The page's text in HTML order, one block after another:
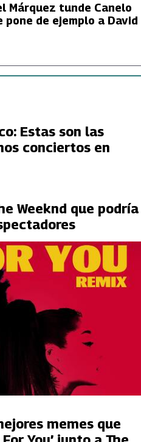
Márquez tunde Canelo
pone de ejemplo a David
Estas son las
conciertos en
Weeknd que podría
memes que